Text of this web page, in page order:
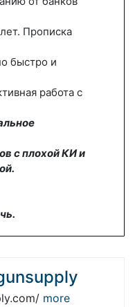
Прописка
быстро и
работа с
с плохой КИ и
more